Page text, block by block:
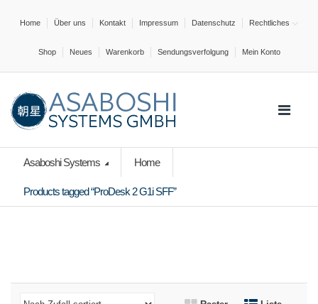
Home Über uns Kontakt Impressum Datenschutz Rechtliches
Shop Neues Warenkorb Sendungsverfolgung Mein Konto
Asaboshi Systems Home
Products tagged “ProDesk 2 G1i SFF”